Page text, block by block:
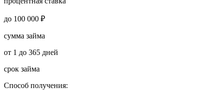
до 100 000 ₽
сумма займа
от 1 до 365 дней
срок займа
Способ получения: